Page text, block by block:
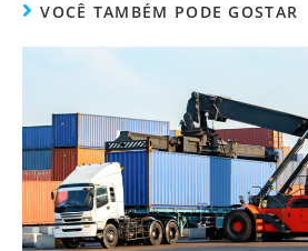
VOCÊ TAMBÉM PODE GOSTAR